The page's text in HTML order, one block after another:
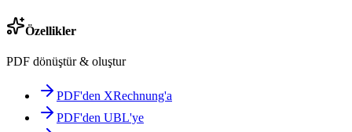
Özellikler
PDF dönüştür & oluştur
PDF'den XRechnung'a
PDF'den UBL'ye